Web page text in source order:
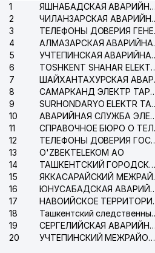
1
ЯШНАБАДСКАЯ АВАРИЙНАЯ СЛУЖБА ЭЛЕКТРОСЕТИ
2
ЧИЛАНЗАРСКАЯ
3
4
5
УЧТЕПИНСКАЯ
6
TOSHKENT SHAHAR
7
8
САМАРКАНД
9
10
АВАРИЙНАЯ СЛУЖБА
11
12
ТЕЛЕФОНЫ ДОВЕРИЯ
13
O'ZBEKTELEKOM АО
14
ТАШКЕНТСКИЙ ГОРОДСКОЙ СУД ПО ГРАЖДАНСКИМ ДЕЛАМ
15
16
ЮНУСАБАДСКАЯ
17
НАВОИЙСКОЕ
18
19
СЕРГЕЛИЙСКАЯ АВАРИЙНАЯ СЛУЖБА ЭЛЕКТРОСЕТИ
20
УЧТЕПИНСКИЙ МЕЖРАЙОННЫЙ СУД ПО ГРАЖДАНСКИМ ДЕЛАМ